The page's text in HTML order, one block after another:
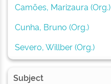
Camões, Marizaura (Org.)
Cunha, Bruno (Org.)
Severo, Willber (Org.)
Subject